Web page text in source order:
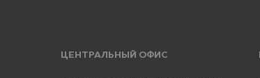
ЦЕНТРАЛЬНЫЙ ОФИС